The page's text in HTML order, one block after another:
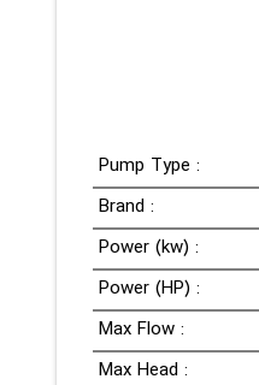
Pump Type :
Brand :
Power (kw) :
Power (HP) :
Max Flow :
Max Head :